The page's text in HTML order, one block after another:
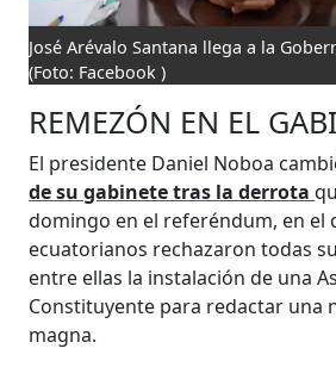
José Arévalo Santana llega a la
(Foto: Facebook )
REMEZÓN EN EL
El presidente Daniel Noboa
de su gabinete tras la derrota
domingo en el referéndum, en el
ecuatorianos rechazaron todas
entre ellas la instalación de una
Constituyente para redactar una
magna.